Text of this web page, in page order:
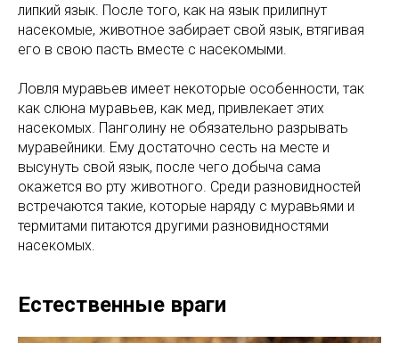
липкий язык. После того, как на язык прилипнут
насекомые, животное забирает свой язык, втягивая
его в свою пасть вместе с насекомыми.
Ловля муравьев имеет некоторые особенности, так
как слюна муравьев, как мед, привлекает этих
насекомых. Панголину не обязательно разрывать
муравейники. Ему достаточно сесть на месте и
высунуть свой язык, после чего добыча сама
окажется во рту животного. Среди разновидностей
встречаются такие, которые наряду с муравьями и
термитами питаются другими разновидностями
насекомых.
Естественные враги